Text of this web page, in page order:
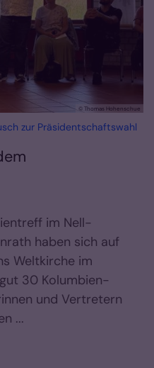
© Thomas Hohenschue
zur Präsidentschaftswahl
im Nell-
haben sich auf
Weltkirche im
30 Kolumbien-
und Vertretern
...